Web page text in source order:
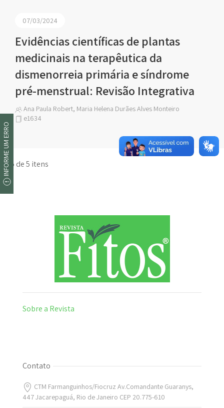
07/03/2024
Evidências científicas de plantas
medicinais na terapêutica da
dismenorreia primária e síndrome
pré-menstrual: Revisão Integrativa
Ana Paula Robert, Maria Helena Durães Alves Monteiro
e1634
1 a 5 de 5 itens
Sobre a Revista
Contato
CTM Farmanguinhos/Fiocruz Av.Comandante Guaranys,
447 Jacarepaguá, Rio de Janeiro CEP 20.775-610
INFORME UM ERRO